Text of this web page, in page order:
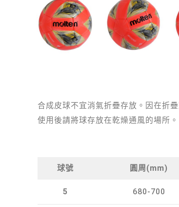
合成皮球不宜消氣折疊存放。因在折
使用後請將球存放在乾燥通風的場所。
球號 圓周(mm)
5 680-700